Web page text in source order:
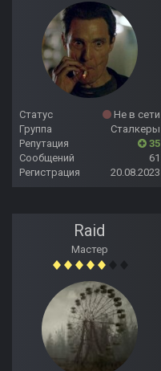
Статус
Не в сети
Группа
Сталкеры
Репутация
35
Сообщений
61
Регистрация
20.08.2023
Raid
Мастер